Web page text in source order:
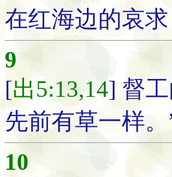
在红海边的哀求
9
[出5:13,14] 督
先前有草一样。
10